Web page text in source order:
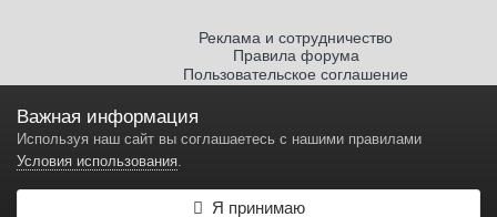
Реклама и сотрудничество
Правила форума
Пользовательское соглашение
Важная информация
Используя наш сайт вы соглашаетесь с нашими правилами
Условия использования.
Я принимаю